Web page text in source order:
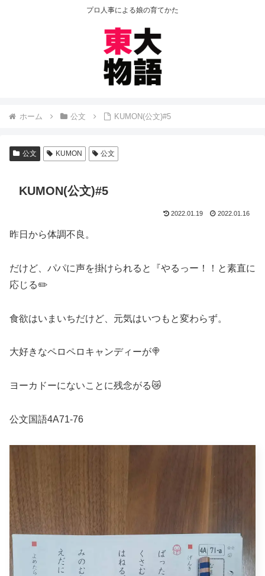
プロ人事による娘の育てかた
ホーム 公文 KUMON(公文)#5
公文 KUMON 公文
KUMON(公文)#5
2022.01.19 2022.01.16
昨日から体調不良。
だけど、パパに声を掛けられると『やるっー！！と素直に
応じる✏️
食欲はいまいちだけど、元気はいつもと変わらず。
大好きなペロペロキャンディーが🍭
ヨーカドーにないことに残念がる😿
公文国語4A71-76